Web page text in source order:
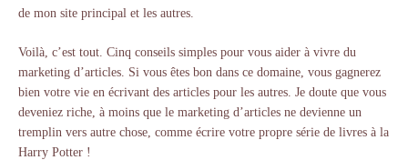
de mon site principal et les autres.
Voilà, c’est tout. Cinq conseils simples pour vous aider à vivre du
marketing d’articles. Si vous êtes bon dans ce domaine, vous gagnerez
bien votre vie en écrivant des articles pour les autres. Je doute que vous
deveniez riche, à moins que le marketing d’articles ne devienne un
tremplin vers autre chose, comme écrire votre propre série de livres à la
Harry Potter !